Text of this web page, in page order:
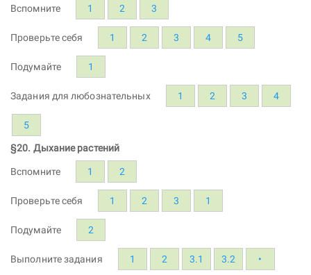
Вспомните 1 2 3
Проверьте себя 1 2 3 4 5
Подумайте 1
Задания для любознательных 1 2 3 4
5
§20. Дыхание растений
Вспомните 1 2
Проверьте себя 1 2 3 1
Подумайте 2
Выполните задания 1 2 3.1 3.2 •